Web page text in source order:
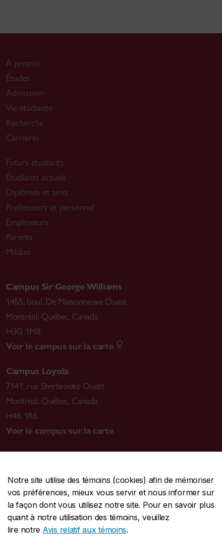
Notre site utilise des témoins (cookies) afin de mémoriser
vos préférences, mieux vous servir et nous informer sur
la façon dont vous utilisez notre site. Pour en savoir plus
quant à notre utilisation des témoins, veuillez
lire notre Avis relatif aux témoins.
À propos
Études
Admission
Vie étudiante
Recherche
Carrières
Futurs étudiants
Étudiants actuels
Diplômés et amis
Professeurs et personnel
Employeurs
Parents
Médias
Campus Sir George Williams
1455, boul. De Maisonneuve Ouest
Montréal, Québec, Canada
H3G 1M8
Voir le campus sur la carte
Campus Loyola
7141, rue Sherbrooke Ouest
Montréal, Québec, Canada
H4B 1R6
Voir le campus sur la carte
CENTRALE514-848-2424
URGENCE514-848-3717
Protection et prévention | Accessibilité | Confidentialité
Conditions d'utilisation | Gérer les témoins